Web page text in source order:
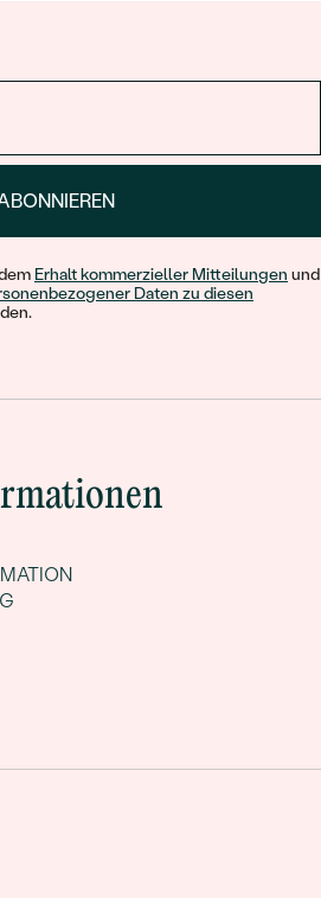
Erhalt kommerzieller Mitteilungen und
Daten zu diesen